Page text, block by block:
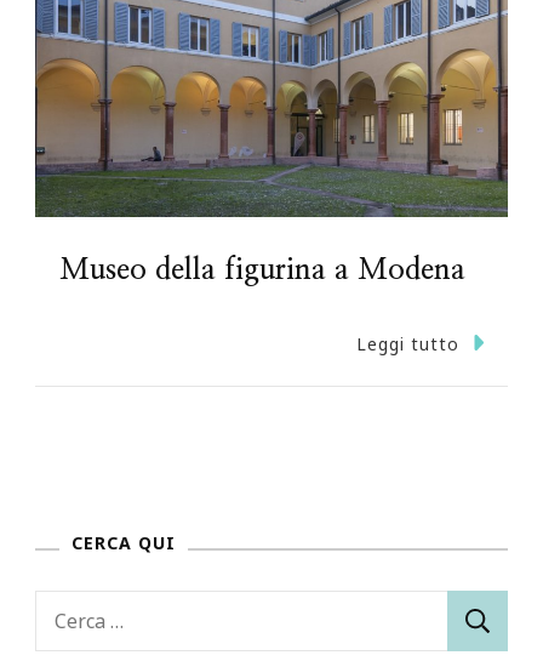
Museo della figurina a Modena
Leggi tutto
CERCA QUI